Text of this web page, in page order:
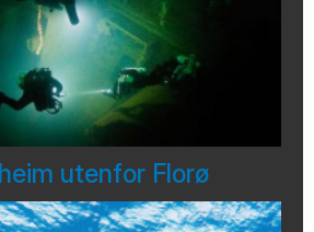
utenfor Florø